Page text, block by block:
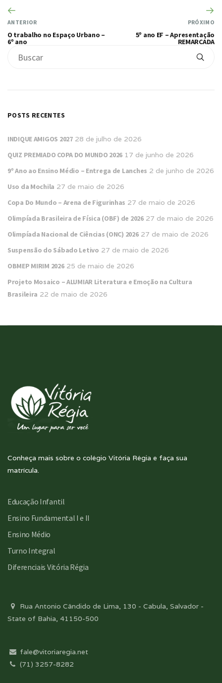
ANTERIOR
O trabalho no Espaço Urbano –
6º ano
PRÓXIMO
5º ano EF – Apresentação
REMARCADA
POSTS RECENTES
INDIQUE AMIGOS 2027 28 de julho de 2026
QUIZ PREMIADO COPA DO MUNDO 2026 17 de junho de 2026
9º Ano ao Ensino Médio – Entrega de Lanches 2 de junho de 2026
Uso da Mochila 27 de maio de 2026
Copa Do Mundo – Arena de Figurinhas 27 de maio de 2026
Olimpíada Brasileira de Física (OBF) de 2026 27 de maio de 2026
Olimpíada Nacional de Ciências (ONC) 2026 27 de maio de 2026
Suspensão do Sábado Letivo 27 de maio de 2026
OBMEP MIRIM 2026 25 de maio de 2026
Projeto Mosaico – ALUMIAR Literatura e Emoção na Cultura
Brasileira 22 de maio de 2026
Conheça mais sobre o colégio Vitória Régia e faça sua
matrícula.
Educação Infantil
Ensino Fundamental I e II
Ensino Médio
Turno Integral
Diferenciais Vitória Régia
Rua Antonio Cândido de Lima, 130 - Cabula, Salvador -
State of Bahia, 41150-500
fale@vitoriaregia.net
(71) 3257-8282